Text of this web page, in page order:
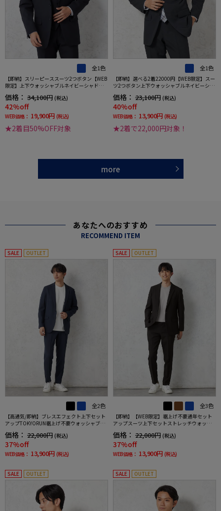
全1色
【即納】スリーピーススーツ2つボタン【WEB
限定】上下ウォッシャブルネイビーシャドウ
価格： 34,100円 (税込)
42%off
WEB価格： 19,900円 (税込)
★2着目50%OFF対象
全1色
【即納】選べる2着22000円【WEB限定】スー
ツ2つボタン上下ウォッシャブルネイビーシャ
価格： 23,100円 (税込)
40%off
WEB価格： 13,900円 (税込)
★2着で22,000円対象！
more
あなたへのおすすめ
RECOMMEND ITEM
SALE OUTLET
全2色
【高通気/即納】ブレスエフェクト上下セット
アップTOKYORUN裾上げ不要ウォッシャブル
ンジャケットウエストシャーリングノータッ
クパンツ
価格： 22,000円 (税込)
37%off
WEB価格： 13,900円 (税込)
SALE OUTLET
全3色
【即納】【WEB限定】裾上げ不要通年セット
アップスーツ上下セットストレッチウォッシ
価格： 22,000円 (税込)
37%off
WEB価格： 13,900円 (税込)
SALE OUTLET SALE OUTLET